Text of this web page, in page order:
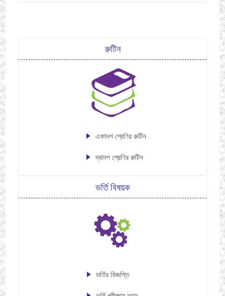
রুটিন
একাদশ শ্রেণির রুটিন
দ্বাদশ শ্রেণির রুটিন
ভর্তি বিষয়ক
ভর্তির বিজ্ঞপ্তি